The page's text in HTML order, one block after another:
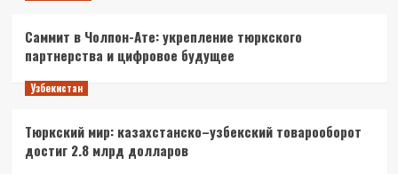
Саммит в Чолпон-Ате: укрепление тюркского
партнерства и цифровое будущее
Узбекистан
Тюркский мир: казахстанско–узбекский товарооборот
достиг 2.8 млрд долларов